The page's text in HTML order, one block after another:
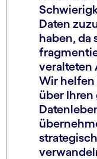
Daten
haben, da
veralteten
Wir helfen
über Ihren